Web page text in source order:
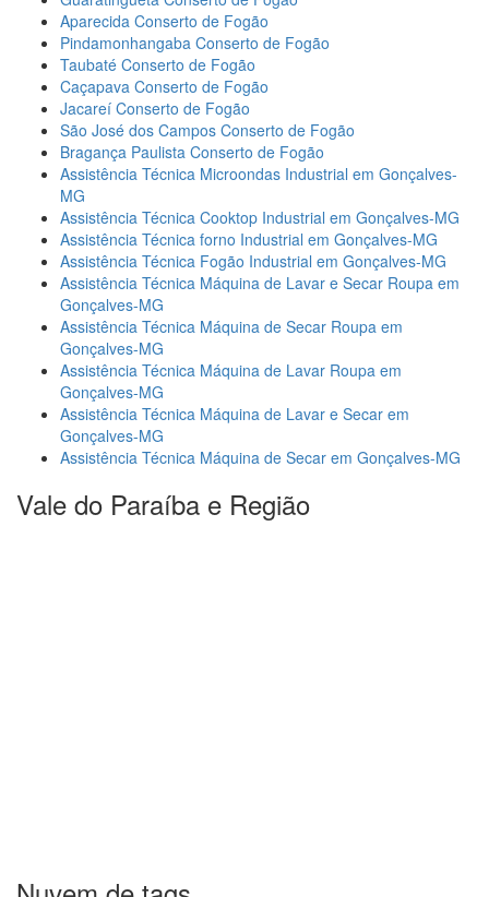
Aparecida Conserto de Fogão
Pindamonhangaba Conserto de Fogão
Taubaté Conserto de Fogão
Caçapava Conserto de Fogão
Jacareí Conserto de Fogão
São José dos Campos Conserto de Fogão
Bragança Paulista Conserto de Fogão
Assistência Técnica Microondas Industrial em Gonçalves-
MG
Assistência Técnica Cooktop Industrial em Gonçalves-MG
Assistência Técnica forno Industrial em Gonçalves-MG
Assistência Técnica Fogão Industrial em Gonçalves-MG
Assistência Técnica Máquina de Lavar e Secar Roupa em
Gonçalves-MG
Assistência Técnica Máquina de Secar Roupa em
Gonçalves-MG
Assistência Técnica Máquina de Lavar Roupa em
Gonçalves-MG
Assistência Técnica Máquina de Lavar e Secar em
Gonçalves-MG
Assistência Técnica Máquina de Secar em Gonçalves-MG
Vale do Paraíba e Região